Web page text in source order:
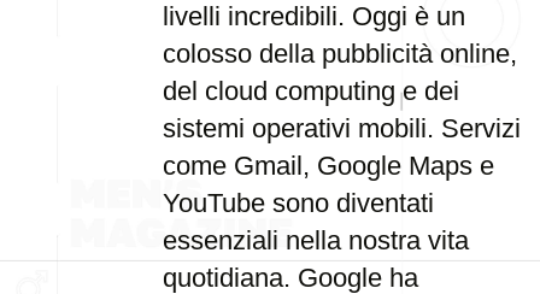
livelli incredibili. Oggi è un
colosso della pubblicità online,
del cloud computing e dei
sistemi operativi mobili. Servizi
come Gmail, Google Maps e
YouTube sono diventati
essenziali nella nostra vita
quotidiana. Google ha